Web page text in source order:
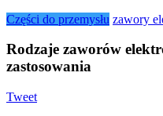
Części do przemysłu zawory
Rodzaje zaworów
zastosowania
Tweet